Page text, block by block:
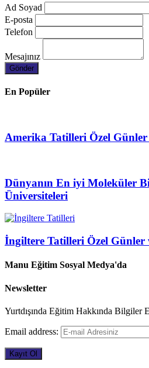
Ad Soyad
E-posta
Telefon
Mesajınız
En Popüler
Amerika Tatilleri Özel
Dünyanın En iyi Moleküler
Üniversiteleri
İngiltere Tatilleri Özel Günler
Manu Eğitim Sosyal Medya'da
Newsletter
Yurtdışında Eğitim Hakkında Bilgiler
Email address: